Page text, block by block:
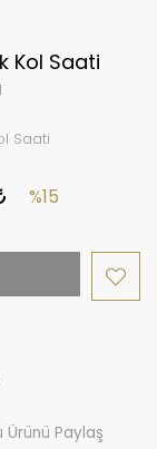
Kol Saati
Saati
%15
Ürünü Paylaş